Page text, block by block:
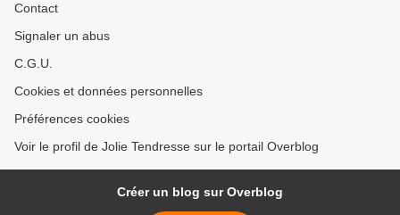
Contact
Signaler un abus
C.G.U.
Cookies et données personnelles
Préférences cookies
Voir le profil de Jolie Tendresse sur le portail Overblog
Créer un blog sur Overblog